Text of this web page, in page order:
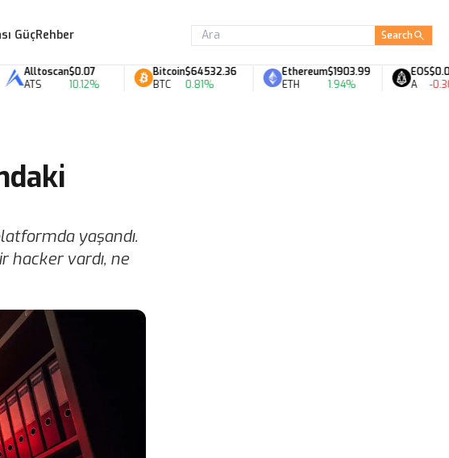
GüçRehber Search
Alltoscan
ATS
$0.07
10.12%
Bitcoin
BTC
$64532.36
0.81%
Ethereum
ETH
$1903.99
1.94%
EOS
A
$0.07
-0.30%
yaşandı.
hacker vardı, ne